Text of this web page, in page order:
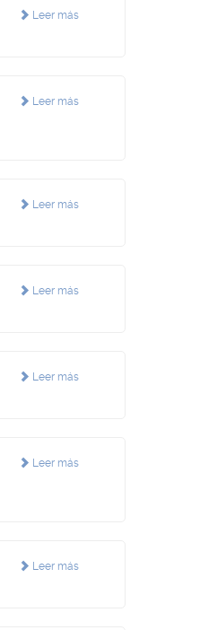
Leer más
Leer más
Leer más
Leer más
Leer más
Leer más
Leer más